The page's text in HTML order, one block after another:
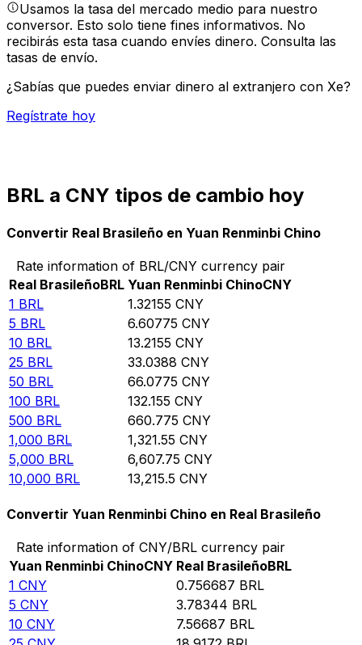
Usamos la tasa del mercado medio para nuestro
conversor. Esto solo tiene fines informativos. No
recibirás esta tasa cuando envíes dinero. Consulta las
tasas de envío.
¿Sabías que puedes enviar dinero al extranjero con Xe?
Regístrate hoy
BRL a CNY tipos de cambio hoy
Convertir Real Brasileño en Yuan Renminbi Chino
Rate information of BRL/CNY currency pair
Real BrasileñoBRL Yuan Renminbi ChinoCNY
1 BRL 1.32155 CNY
5 BRL 6.60775 CNY
10 BRL 13.2155 CNY
25 BRL 33.0388 CNY
50 BRL 66.0775 CNY
100 BRL 132.155 CNY
500 BRL 660.775 CNY
1,000 BRL 1,321.55 CNY
5,000 BRL 6,607.75 CNY
10,000 BRL 13,215.5 CNY
Convertir Yuan Renminbi Chino en Real Brasileño
Rate information of CNY/BRL currency pair
Yuan Renminbi ChinoCNY Real BrasileñoBRL
1 CNY 0.756687 BRL
5 CNY 3.78344 BRL
10 CNY 7.56687 BRL